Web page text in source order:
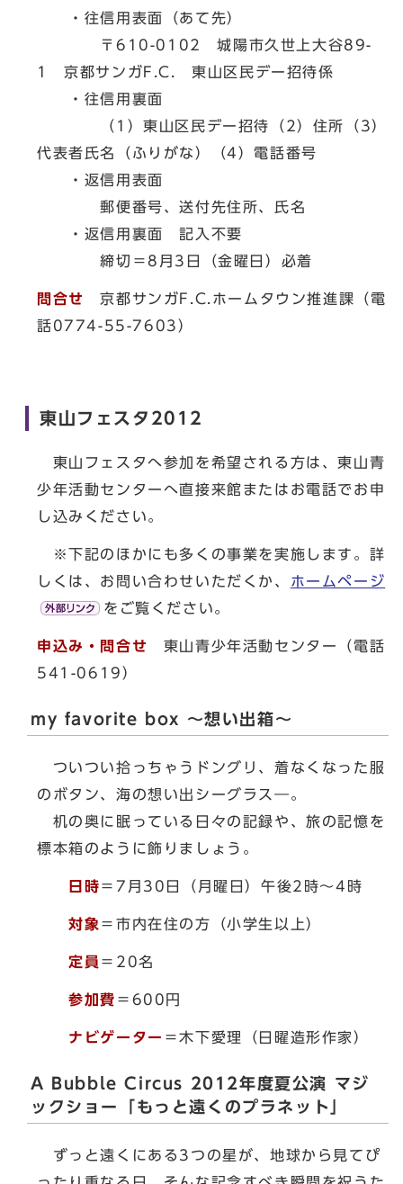
・往信用表面（あて先）
〒610-0102 城陽市久世上大谷89-
1 京都サンガF.C. 東山区民デー招待係
・往信用裏面
（1）東山区民デー招待（2）住所（3）
代表者氏名（ふりがな）（4）電話番号
・返信用表面
郵便番号、送付先住所、氏名
・返信用裏面 記入不要
締切＝8月3日（金曜日）必着
問合せ
京都サンガF.C.ホームタウン推進課（電
話0774-55-7603）
東山フェスタ2012
東山フェスタへ参加を希望される方は、東山青
少年活動センターへ直接来館またはお電話でお申
し込みください。
※下記のほかにも多くの事業を実施します。詳
しくは、お問い合わせいただくか、 ホームページ
をご覧ください。
申込み・問合せ
東山青少年活動センター（電話
541-0619）
my favorite box ～想い出箱～
ついつい拾っちゃうドングリ、着なくなった服
のボタン、海の想い出シーグラス―。
机の奥に眠っている日々の記録や、旅の記憶を
標本箱のように飾りましょう。
日時＝7月30日（月曜日）午後2時～4時
対象 ＝市内在住の方（小学生以上）
定員 ＝20名
参加費 ＝600円
ナビゲーター ＝木下愛理（日曜造形作家）
A Bubble Circus 2012年度夏公演 マジ
ックショー「もっと遠くのプラネット」
ずっと遠くにある3つの星が、地球から見てぴ